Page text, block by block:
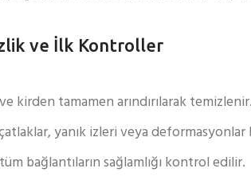
ve İlk Kontroller
kirden tamamen arındırılarak temizlenir.
yanık izleri veya
bağlantıların sağlamlığı kontrol edilir.